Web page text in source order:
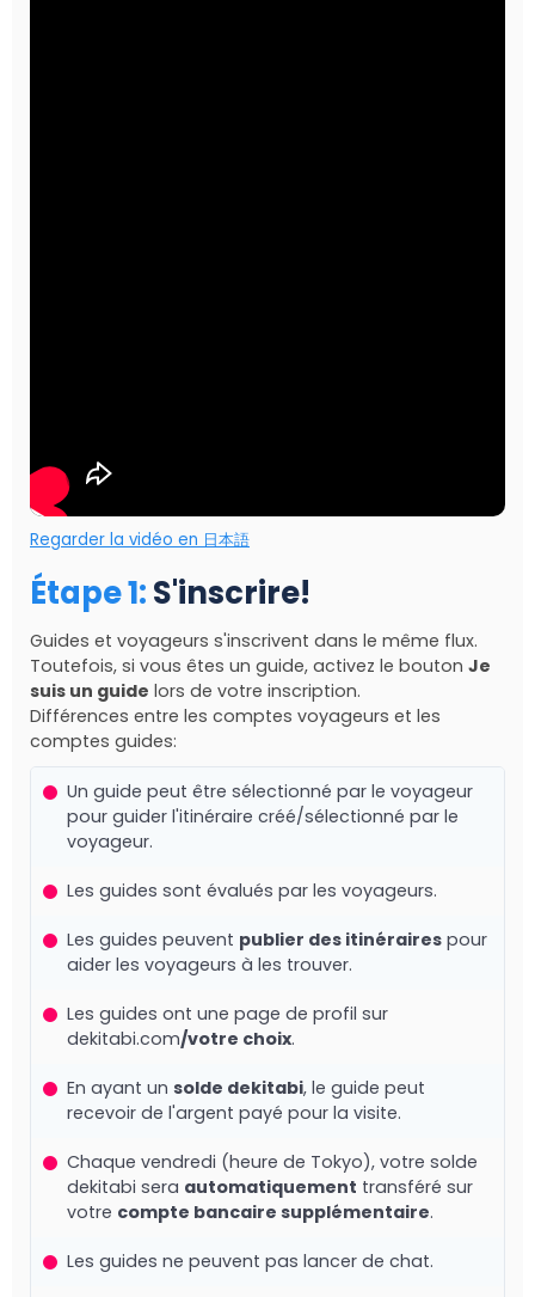
Regarder la vidéo en 日本語
Étape 1:S'inscrire!
Guides et voyageurs s'inscrivent dans le même flux.
Toutefois, si vous êtes un guide, activez le bouton Je
suis un guide lors de votre inscription.
Différences entre les comptes voyageurs et les
comptes guides:
Un guide peut être sélectionné par le voyageur
pour guider l'itinéraire créé/sélectionné par le
voyageur.
Les guides sont évalués par les voyageurs.
Les guides peuvent publier des itinéraires pour
aider les voyageurs à les trouver.
Les guides ont une page de profil sur
dekitabi.com/votre choix.
En ayant un solde dekitabi, le guide peut
recevoir de l'argent payé pour la visite.
Chaque vendredi (heure de Tokyo), votre solde
dekitabi sera automatiquement transféré sur
votre compte bancaire supplémentaire.
Les guides ne peuvent pas lancer de chat.